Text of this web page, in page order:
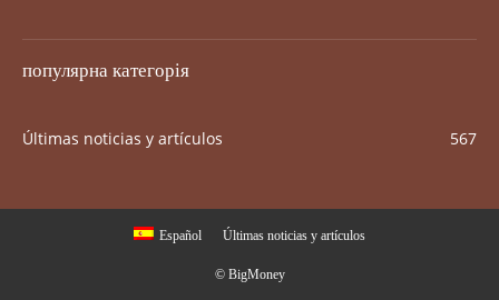
популярна категорія
Últimas noticias y artículos 567
Español Últimas noticias y artículos
© BigMoney